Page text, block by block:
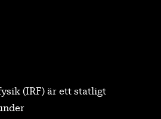
(IRF) är ett statligt